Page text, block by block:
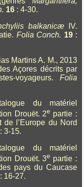
16 : 4-30.
balkanicæ IV.
Folia Conch. 19:
Martins A. M., 2013
Açores décrits par
voyageurs. Folia
du matériel
Drouët. 2e partie :
de l’Europe du Nord
: 3-15.
du matériel
Drouët. 3e partie :
pays du Caucase
: 16-27.